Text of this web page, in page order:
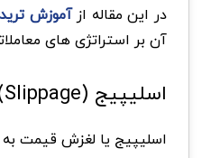
در این مقاله ازآموزش
آن بر استراتژی های
اسلیپیج (Slippage) چیست و چه مفهومی دارد؟
اسلیپیج یا لغزش قیمت